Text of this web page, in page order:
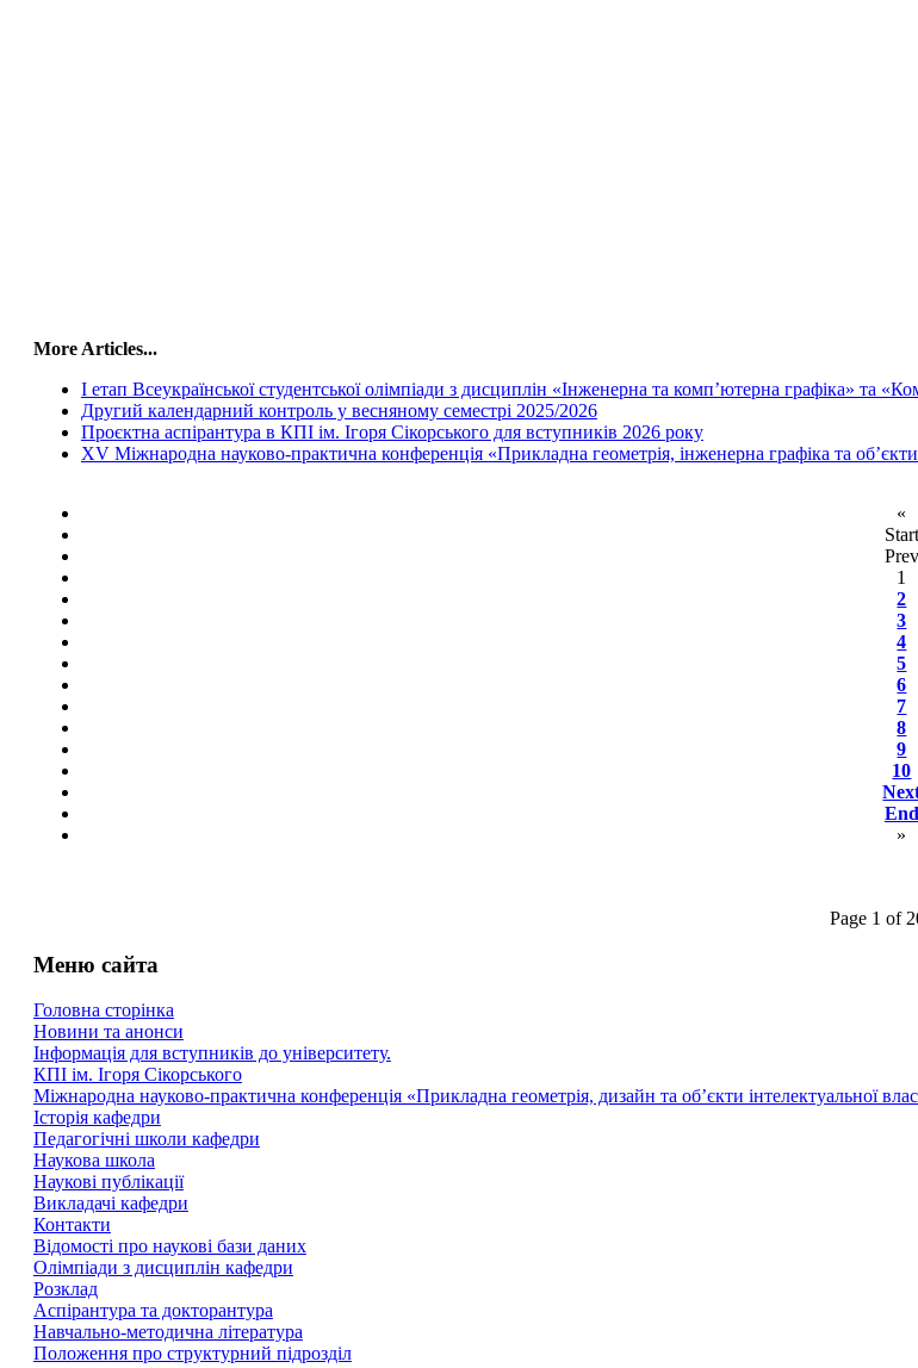
More Articles...
І етап Всеукраїнської студентської олімпіади з дисциплін «Інженерна та комп’ютерна графіка» та
Другий календарний контроль у весняному семестрі 2025/2026
Проєктна аспірантура в КПІ ім. Ігоря Сікорського для вступників 2026 року
ХV Міжнародна науково-практична конференція «Прикладна геометрія, інженерна графіка та об’єкти
«
Start
Prev
1
2
3
4
5
6
7
8
9
10
End
»
Page 1 of
Меню сайта
Головна сторінка
Новини та анонси
Інформація для вступників до університету.
КПІ ім. Ігоря Сікорського
Міжнародна науково-практична конференція «Прикладна геометрія, дизайн та об’єкти інтелектуальної
Історія кафедри
Педагогічні школи кафедри
Наукова школа
Наукові публікації
Викладачі кафедри
Контакти
Відомості про наукові бази даних
Олімпіади з дисциплін кафедри
Розклад
Аспірантура та докторантура
Навчально-методична література
Положення про структурний підрозділ